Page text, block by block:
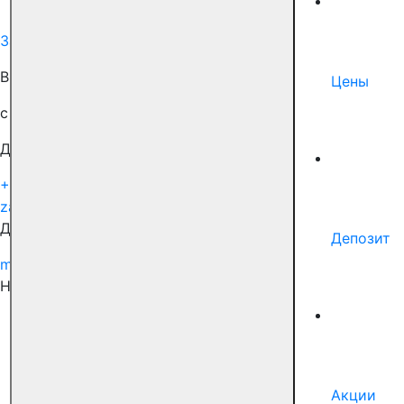
Цены
Депозит
Акции
Записаться на приём
ВРЕМЯ РАБОТЫ НАШИХ КЛИНИК
с 9:00 до 21:00
Для связи с нами
+7 (495) 150-99-51
zabota@docdeti.ru
Для сотрудничества
marketing@docdeti.ru
Наши соцсети